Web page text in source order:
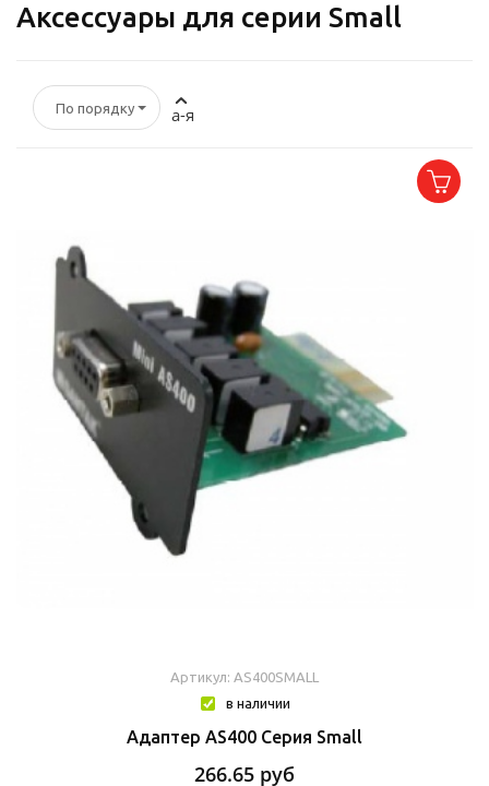
Аксессуары для серии Small
По порядку а-я
Артикул: AS400SMALL
в наличии
Адаптер AS400 Серия Small
266.65 руб